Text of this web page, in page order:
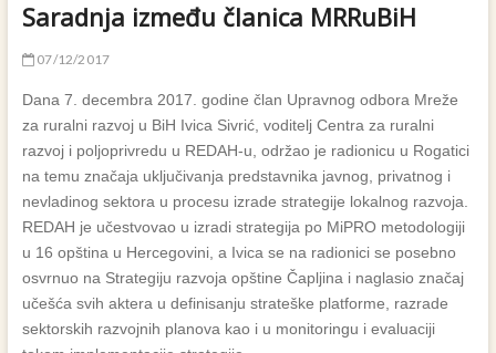
n
Saradnja između članica MRRuBiH
07/12/2017
Dana 7. decembra 2017. godine član Upravnog odbora Mreže
za ruralni razvoj u BiH Ivica Sivrić, voditelj Centra za ruralni
razvoj i poljoprivredu u REDAH-u, održao je radionicu u Rogatici
na temu značaja uključivanja predstavnika javnog, privatnog i
nevladinog sektora u procesu izrade strategije lokalnog razvoja.
REDAH je učestvovao u izradi strategija po MiPRO metodologiji
u 16 opština u Hercegovini, a Ivica se na radionici se posebno
osvrnuo na Strategiju razvoja opštine Čapljina i naglasio značaj
učešća svih aktera u definisanju strateške platforme, razrade
sektorskih razvojnih planova kao i u monitoringu i evaluaciji